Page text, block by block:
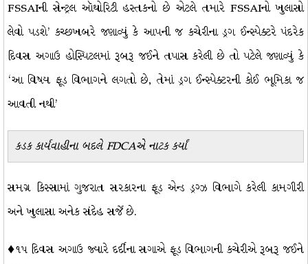
FSSAIની સેન્ટ્રલ ઑથોરિટી હસ્તકનો છે એટલે તમારે FSSAIનો ખુલાસો
લેવો પડશે’ કચ્છખબરે જણાવ્યું કે આપની જ કચેરીના ડ્રગ ઈન્સ્પેક્ટરે પંદરેક
દિવસ અગાઉ હોસ્પિટલમાં રૂબરૂ જઈને તપાસ કરેલી છે તો પટેલે જણાવ્યું કે
‘આ વિષય ફૂડ વિભાગને લગતો છે, તેમાં ડ્રગ ઈન્સ્પેક્ટરની કોઈ ભૂમિકા જ
આવતી નથી’
કડક કાર્યવાહીના બદલે FDCAએ નાટક કર્યાં
સમગ્ર કિસ્સામાં ગુજરાત સરકારના ફૂડ એન્ડ ડ્રગ્ઝ વિભાગે કરેલી કામગીરી
અને ખુલાસા અનેક સંદેહ સર્જે છે.
♦૧૫ દિવસ અગાઉ જ્યારે દર્દીના સગાએ ફૂડ વિભાગની કચેરીએ રૂબરૂ જઈને